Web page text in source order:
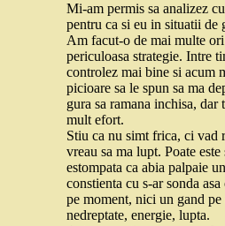
Mi-am permis sa analizez
pentru ca si eu in situatii de
Am facut-o de mai multe
periculoasa strategie. Intre
controlez mai bine si acum
picioare sa le spun sa ma
gura sa ramana inchisa, dar
mult efort.
Stiu ca nu simt frica, ci vad
vreau sa ma lupt. Poate
estompata ca abia palpaie
constienta cu s-ar sonda
pe moment, nici un gand
nedreptate, energie, lupta.